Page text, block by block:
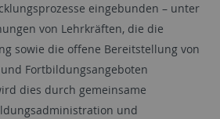
eingebunden – unter
von Lehrkräften, die die
sowie die offene Bereitstellung von
Fortbildungsangeboten
dies durch gemeinsame
und